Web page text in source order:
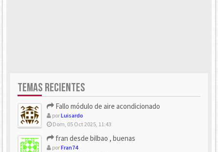
TEMAS RECIENTES
Fallo módulo de aire acondicionado
porLuisardo
Dom, 05 Oct 2025, 11:43
fran desde bilbao , buenas
porFran74